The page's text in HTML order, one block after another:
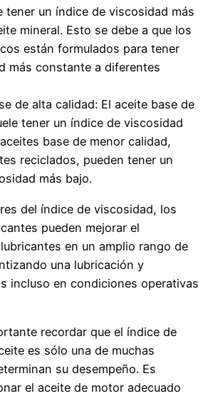
tener un índice de viscosidad más
mineral. Esto se debe a que los
están formulados para tener
más constante a diferentes
de alta calidad: El aceite base de
tener un índice de viscosidad
base de menor calidad,
reciclados, pueden tener un
más bajo.
del índice de viscosidad, los
pueden mejorar el
en un amplio rango de
una lubricación y
incluso en condiciones operativas
recordar que el índice de
es sólo una de muchas
su desempeño. Es
el aceite de motor adecuado